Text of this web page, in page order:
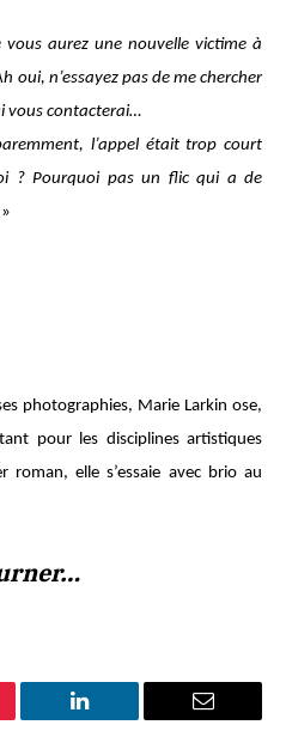
aurez une nouvelle victime à
oui, n’essayez pas de me chercher
vous contacterai…
l’appel était trop court
? Pourquoi pas un ﬂic qui a de
»
photographies, Marie Larkin ose,
pour les disciplines artistiques
roman, elle s’essaie avec brio au
LinkedIn Email